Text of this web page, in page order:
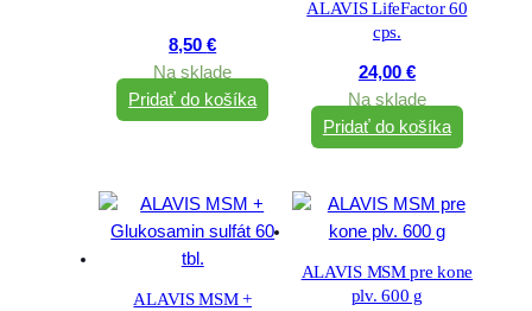
8,50€
Na sklade
Pridať do košíka
ALAVIS LifeFactor 60
cps.
24,00 €
Na sklade
Pridať do košíka
ALAVIS MSM +
ALAVIS MSM pre kone
plv. 600 g